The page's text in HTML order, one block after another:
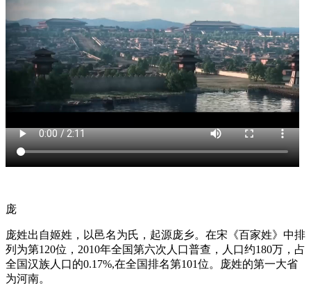
庞
庞姓出自姬姓，以邑名为氏，起源庞乡。在宋《百家姓》中排
列为第120位，2010年全国第六次人口普查，人口约180万，占
全国汉族人口的0.17%,在全国排名第101位。庞姓的第一大省
为河南。